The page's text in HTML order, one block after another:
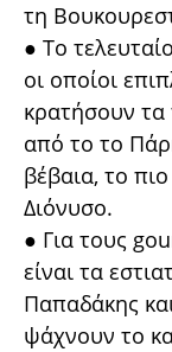
τη
● Το
οι οποίοι
κρατήσουν
από το το
βέβαια, το
Διόνυσο.
● Για τους
είναι τα
Παπαδάκης
ψάχνουν το